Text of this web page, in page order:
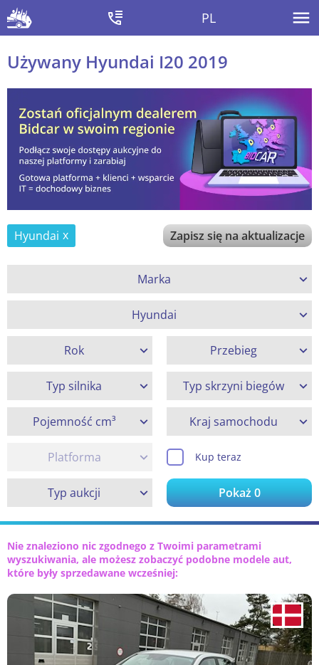
PL
Używany Hyundai I20 2019
Hyundai Zapisz się na aktualizacje
Marka
Hyundai
Rok Przebieg
Typ silnika Typ skrzyni biegów
Pojemność cm³ Kraj samochodu
Platforma Kup teraz
Typ aukcji Pokaż0
Nie znaleziono nic zgodnego z Twoimi parametrami
wyszukiwania, ale możesz zobaczyć podobne modele aut,
które były sprzedawane wcześniej: